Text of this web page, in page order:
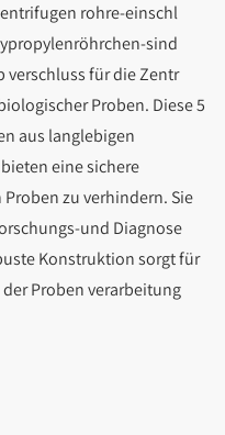
rohre-einschl
sind
verschluss für die Zentr
Proben. Diese 5
aus langlebigen
eine sichere
zu verhindern. Sie
und Diagnose
Konstruktion sorgt für
Proben verarbeitung